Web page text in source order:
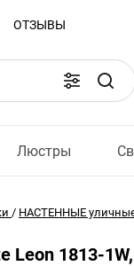
ОТЗЫВЫ
Люстры
/ НАСТЕННЫЕ
Leon 1813-